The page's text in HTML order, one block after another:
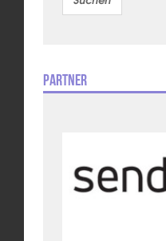
Partner